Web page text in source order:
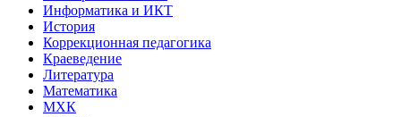
Информатика и ИКТ
История
Коррекционная педагогика
Краеведение
Литература
Математика
МХК